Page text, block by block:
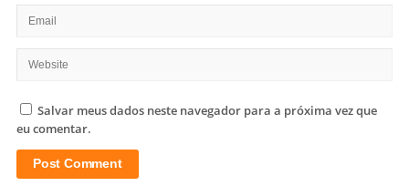
Salvar meus dados neste navegador para a próxima vez que
eu comentar.